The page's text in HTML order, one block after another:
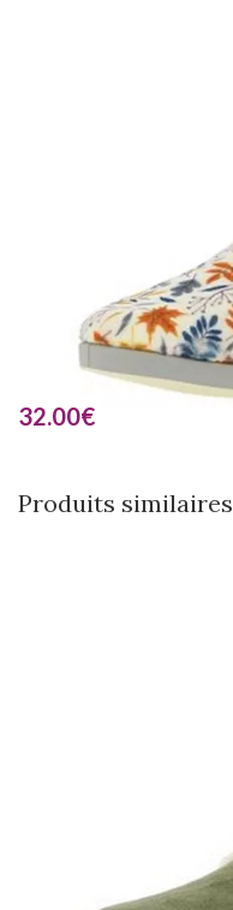
32.00€
Produits similaires